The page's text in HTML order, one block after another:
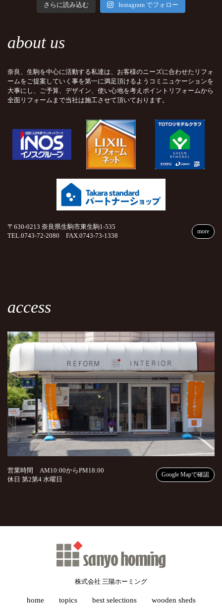
さらに読み込む Instagram でフォロー
about us
奈良、生駒を中心に活動する私達は、お客様のニーズに合わせたリフォ
ームをご提案していく事を第一に満足頂けるようコミニュケーションを
大事にし、ご予算、デザイン、使い心地を考えポイントリフォームから
全面リフォームまで当社は施工させて頂いております。
〒630-0213 奈良県生駒市東生駒1-535
TEL.0743-72-2080 FAX.0743-73-1338
more
access
営業時間 AM10:00からPM18:00
休日 第2第4 水曜日
Google Mapで確認
株式会社 三陽ホーミング
home topics best selections wooden sheds